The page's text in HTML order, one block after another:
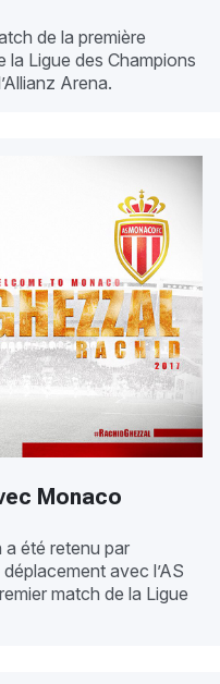
de la première
la Ligue des Champions
Arena.
Monaco
a été retenu par
avec l’AS
match de la Ligue